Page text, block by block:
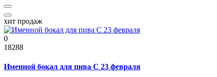
хит продаж
0
18288
Именной бокал для пива С 23 февраля